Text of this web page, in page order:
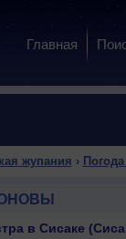
Главная
жупания ›